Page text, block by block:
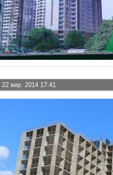
22 вер. 2014 17:41